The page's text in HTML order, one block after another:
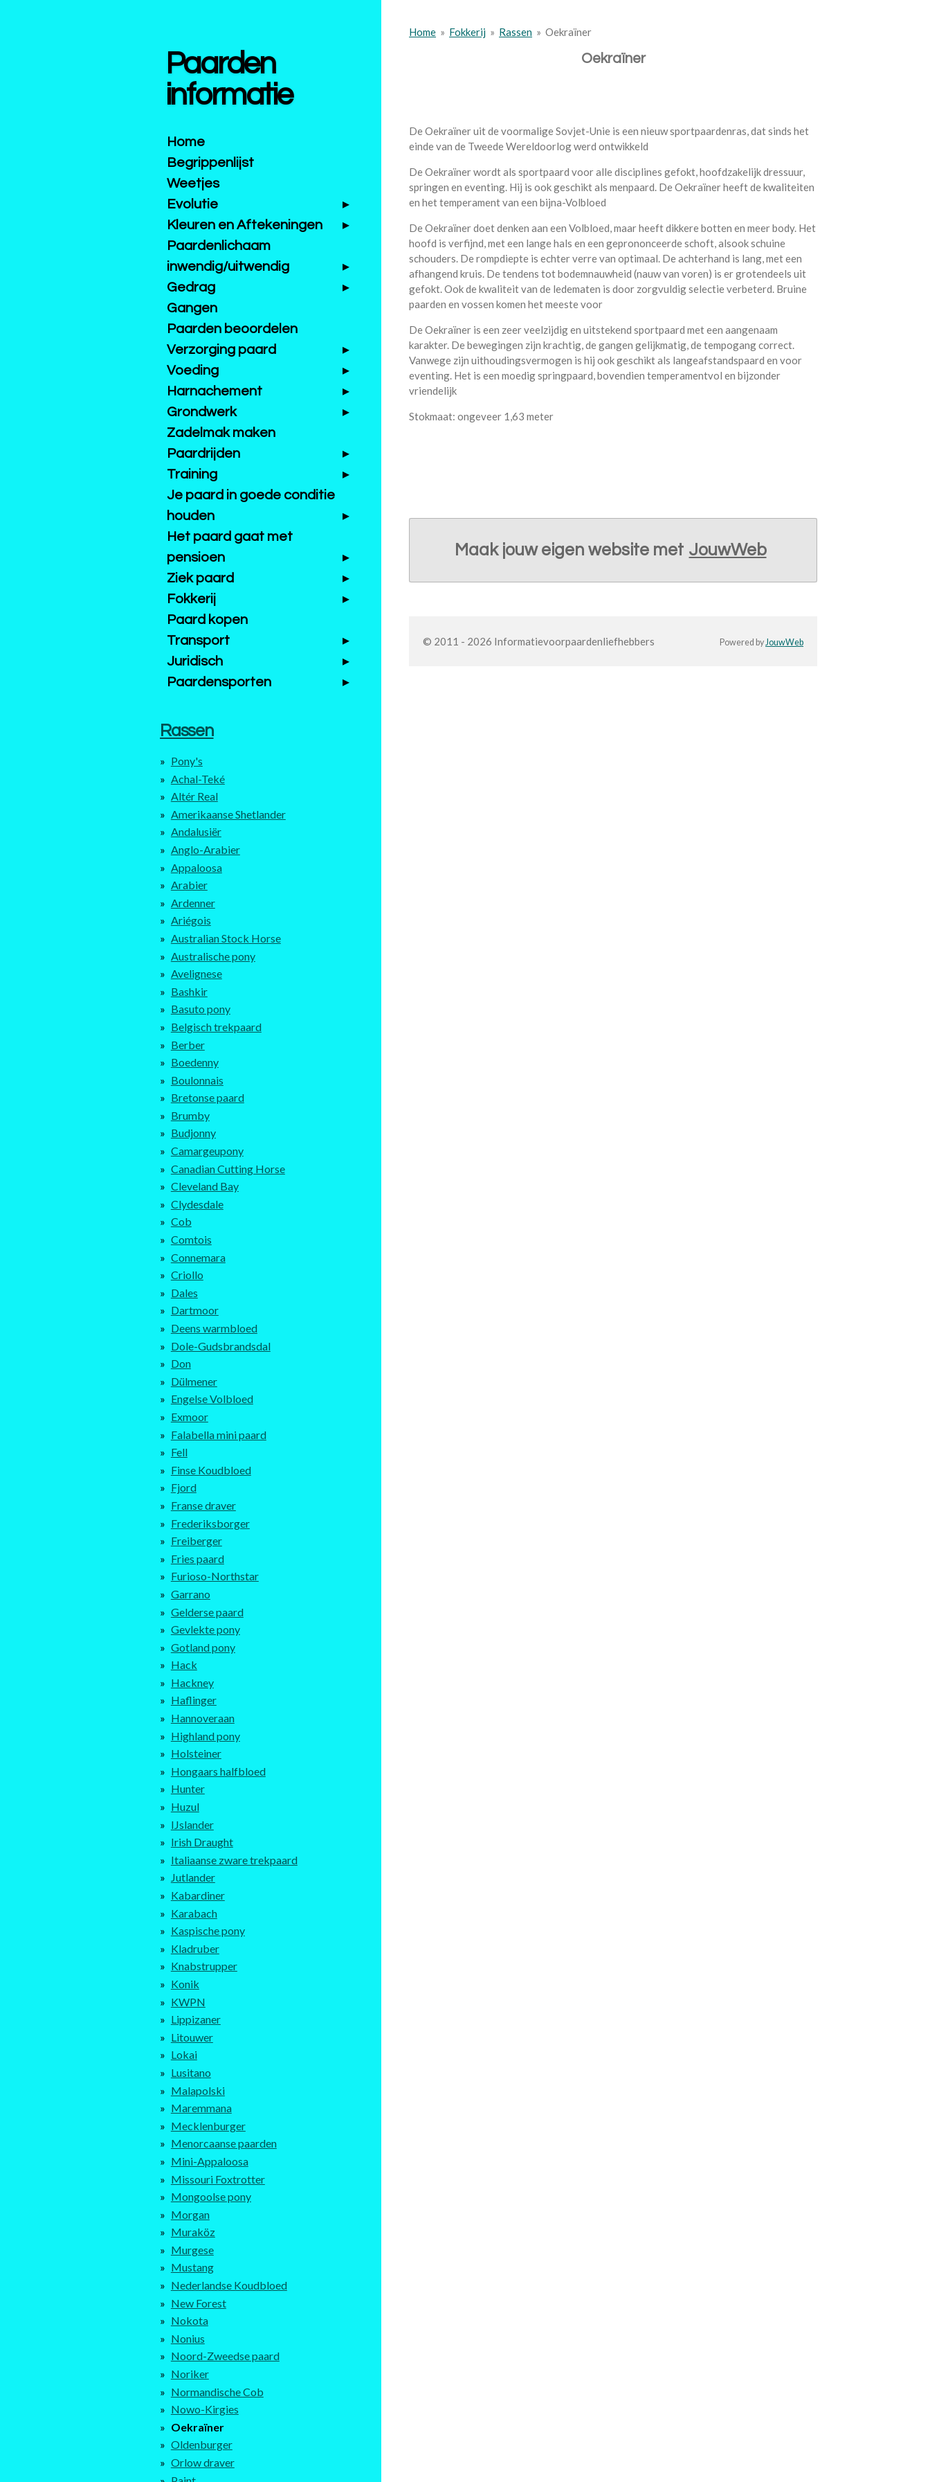
Home » Fokkerij » Rassen » Oekraïner
Oekraïner
De Oekraïner uit de voormalige Sovjet-Unie is een nieuw sportpaardenras, dat sinds het
einde van de Tweede Wereldoorlog werd ontwikkeld
De Oekraïner wordt als sportpaard voor alle disciplines gefokt, hoofdzakelijk dressuur,
springen en eventing. Hij is ook geschikt als menpaard. De Oekraïner heeft de kwaliteiten
en het temperament van een bijna-Volbloed
De Oekraïner doet denken aan een Volbloed, maar heeft dikkere botten en meer body. Het
hoofd is verfijnd, met een lange hals en een geprononceerde schoft, alsook schuine
schouders. De rompdiepte is echter verre van optimaal. De achterhand is lang, met een
afhangend kruis. De tendens tot bodemnauwheid (nauw van voren) is er grotendeels uit
gefokt. Ook de kwaliteit van de ledematen is door zorgvuldig selectie verbeterd. Bruine
paarden en vossen komen het meeste voor
De Oekraïner is een zeer veelzijdig en uitstekend sportpaard met een aangenaam
karakter. De bewegingen zijn krachtig, de gangen gelijkmatig, de tempogang correct.
Vanwege zijn uithoudingsvermogen is hij ook geschikt als langeafstandspaard en voor
eventing. Het is een moedig springpaard, bovendien temperamentvol en bijzonder
vriendelijk
Stokmaat: ongeveer 1,63 meter
Maak jouw eigen website met JouwWeb
© 2011 - 2026 Informatievoorpaardenliefhebbers Powered byJouwWeb
Paarden
informatie
Home
Begrippenlijst
Weetjes
Evolutie
Kleuren en Aftekeningen
Paardenlichaam
inwendig/uitwendig
Gedrag
Gangen
Paarden beoordelen
Verzorging paard
Voeding
Harnachement
Grondwerk
Zadelmak maken
Paardrijden
Training
Je paard in goede conditie
houden
Het paard gaat met
pensioen
Ziek paard
Fokkerij
Paard kopen
Transport
Juridisch
Paardensporten
Rassen
Pony's
Achal-Teké
Altér Real
Amerikaanse Shetlander
Andalusiër
Anglo-Arabier
Appaloosa
Arabier
Ardenner
Ariégois
Australian Stock Horse
Australische pony
Avelignese
Bashkir
Basuto pony
Belgisch trekpaard
Berber
Boedenny
Boulonnais
Bretonse paard
Brumby
Budjonny
Camargeupony
Canadian Cutting Horse
Cleveland Bay
Clydesdale
Cob
Comtois
Connemara
Criollo
Dales
Dartmoor
Deens warmbloed
Dole-Gudsbrandsdal
Don
Dülmener
Engelse Volbloed
Exmoor
Falabella mini paard
Fell
Finse Koudbloed
Fjord
Franse draver
Frederiksborger
Freiberger
Fries paard
Furioso-Northstar
Garrano
Gelderse paard
Gevlekte pony
Gotland pony
Hack
Hackney
Haflinger
Hannoveraan
Highland pony
Holsteiner
Hongaars halfbloed
Hunter
Huzul
IJslander
Irish Draught
Italiaanse zware trekpaard
Jutlander
Kabardiner
Karabach
Kaspische pony
Kladruber
Knabstrupper
Konik
KWPN
Lippizaner
Litouwer
Lokai
Lusitano
Malapolski
Maremmana
Mecklenburger
Menorcaanse paarden
Mini-Appaloosa
Missouri Foxtrotter
Mongoolse pony
Morgan
Muraköz
Murgese
Mustang
Nederlandse Koudbloed
New Forest
Nokota
Nonius
Noord-Zweedse paard
Noriker
Normandische Cob
Nowo-Kirgies
Oekraïner
Oldenburger
Orlow draver